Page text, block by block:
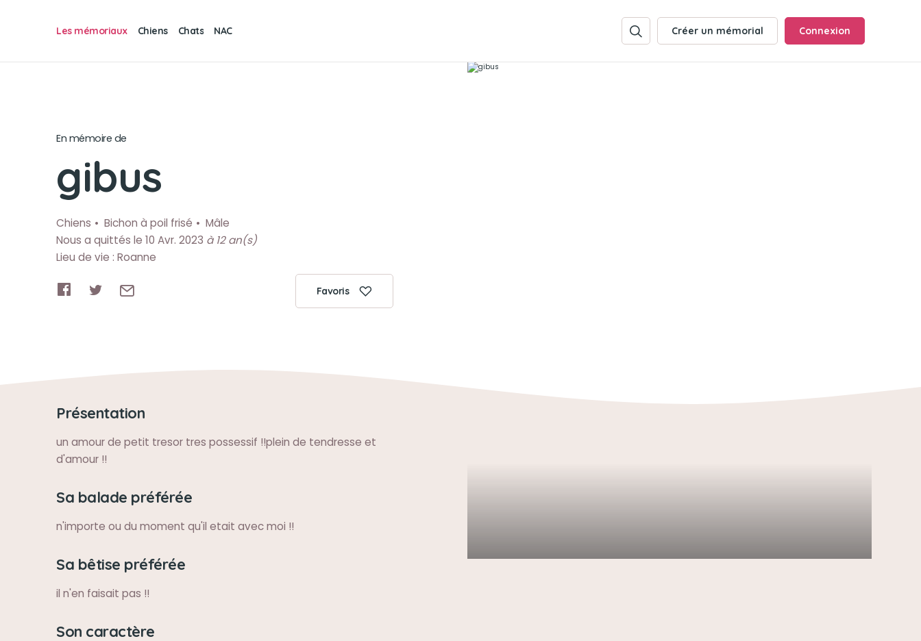
Les mémoriaux Chiens Chats NAC Créer un mémorial Connexion
En mémoire de
gibus
Chiens Bichon à poil frisé
Mâle
Nous a quittés le 10 Avr. 2023 à 12 an(s)
Lieu de vie : Roanne
Favoris
Présentation
un amour de petit tresor tres possessif !!plein de tendresse et
d'amour !!
Sa balade préférée
n'importe ou du moment qu'il etait avec moi !!
Sa bêtise préférée
il n'en faisait pas !!
Son caractère